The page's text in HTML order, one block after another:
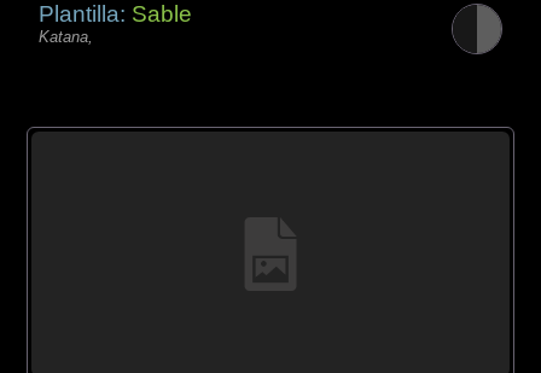
Plantilla: Sable
Katana,